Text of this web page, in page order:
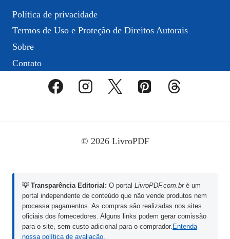
Política de privacidade
Termos de Uso e Proteção de Direitos Autorais
Sobre
Contato
© 2026 LivroPDF
💡 Transparência Editorial: O portal LivroPDF.com.bré um
portal independente de conteúdo que não vende produtos nem
processa pagamentos. As compras são realizadas nos sites
oficiais dos fornecedores. Alguns links podem gerar comissão
para o site, sem custo adicional para o comprador. Entenda
nossa política de avaliação.